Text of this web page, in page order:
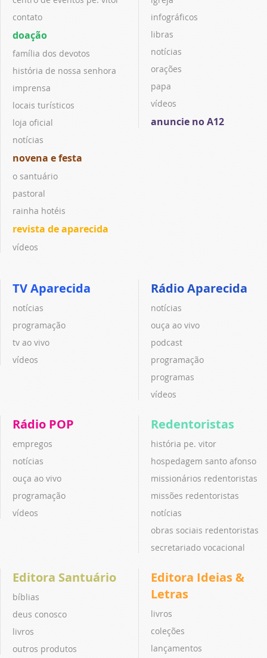
contato
doação
família dos devotos
história de nossa senhora
imprensa
locais turísticos
loja oficial
notícias
novena e festa
o santuário
pastoral
rainha hotéis
revista de aparecida
vídeos
infográficos
libras
notícias
orações
papa
vídeos
anuncie no A12
TV Aparecida
notícias
programação
tv ao vivo
vídeos
Rádio Aparecida
notícias
ouça ao vivo
podcast
programação
programas
vídeos
Rádio POP
empregos
notícias
ouça ao vivo
programação
vídeos
Redentoristas
história pe. vitor
hospedagem santo afonso
missionários redentoristas
missões redentoristas
notícias
obras sociais redentoristas
secretariado vocacional
Editora Santuário
bíblias
deus conosco
livros
outros produtos
Editora Ideias &
Letras
livros
coleções
lançamentos